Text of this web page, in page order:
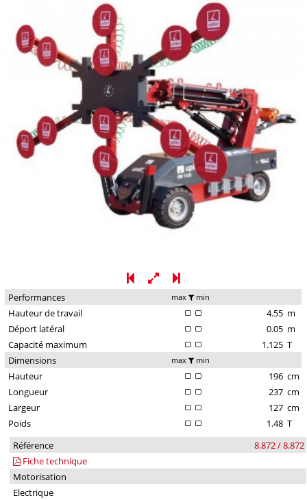
Performances max min
Hauteur de travail 4.55 m
Déport latéral
0.05 m
Capacité maximum
1.125 T
Dimensions
max min
Hauteur 196 cm
Longueur
237 cm
Largeur
127 cm
Poids
1.48 T
Référence
8.872 / 8.872
Fiche technique
Motorisation
Electrique